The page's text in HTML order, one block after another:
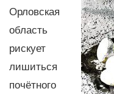
Орловская
область
рискует
лишиться
почётного